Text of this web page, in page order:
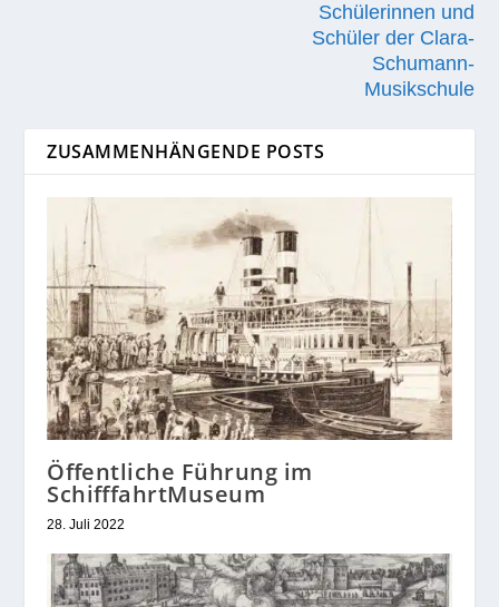
Schülerinnen und
Schüler der Clara-
Schumann-
Musikschule
ZUSAMMENHÄNGENDE POSTS
Öffentliche Führung im
SchifffahrtMuseum
28. Juli 2022